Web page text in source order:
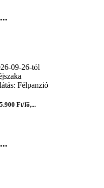
09-26-tól
Félpanzió
Ft/fő,...